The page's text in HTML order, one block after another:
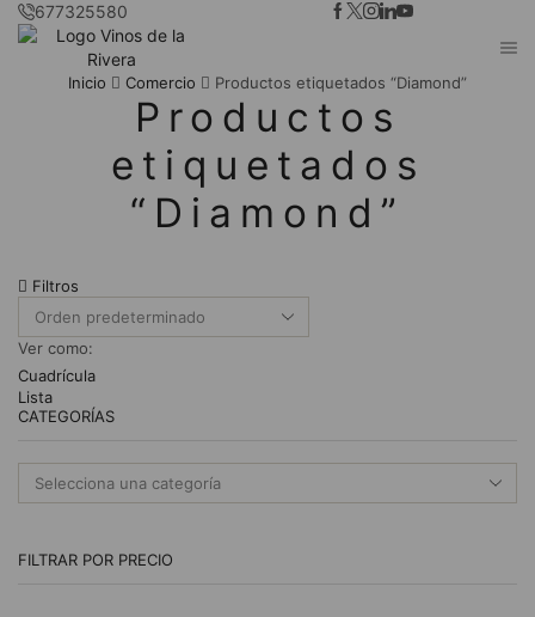
677325580
Inicio Comercio Productos etiquetados “Diamond”
Productos
etiquetados
“Diamond”
Filtros
Ver como:
Cuadrícula
Lista
CATEGORÍAS
FILTRAR POR PRECIO